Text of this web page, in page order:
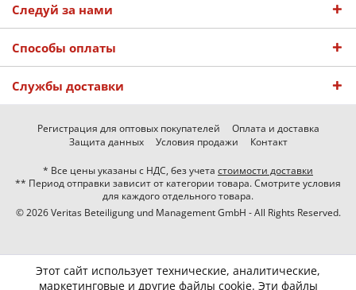
Следуй за нами
Способы оплаты
Службы доставки
Регистрация для оптовых покупателей
Оплата и доставка
Защита данных
Условия продажи Контакт
* Все цены указаны с НДС, без учета стоимости доставки
** Период отправки зависит от категории товара. Смотрите условия
для каждого отдельного товара.
© 2026 Veritas Beteiligung und Management GmbH - All Rights Reserved.
Этот сайт использует технические, аналитические,
маркетинговые и другие файлы cookie. Эти файлы